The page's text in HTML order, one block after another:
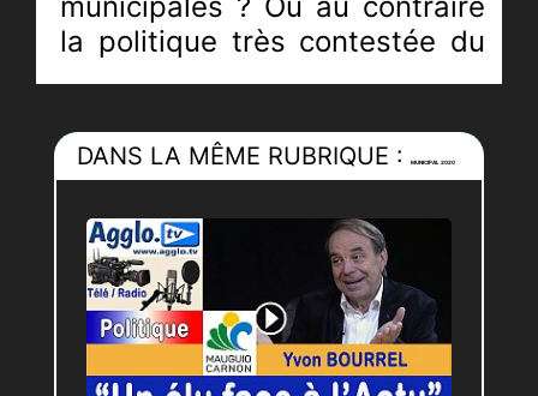
la politique très contestée du
gouvernement fera-t-elle
dispose d’aucun ancrage réel
sur le terrain à part la sur
représentation de députés.
Le jeu politique est
complètement troublé avec les
investitures de maires LR ou
d’ancien du PS qui reçoivent le
DANS LA MÊME RUBRIQUE :MUNICIPAL 2020